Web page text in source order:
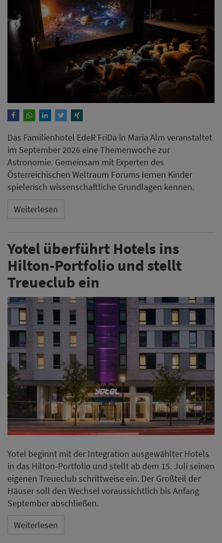
Das Familienhotel EdeR FriDa in Maria Alm veranstaltet
im September 2026 eine Themenwoche zur
Astronomie. Gemeinsam mit Experten des
Österreichischen Weltraum Forums lernen Kinder
spielerisch wissenschaftliche Grundlagen kennen.
Weiterlesen
Yotel überführt Hotels ins
Hilton-Portfolio und stellt
Treueclub ein
Yotel beginnt mit der Integration ausgewählter Hotels
in das Hilton-Portfolio und stellt ab dem 15. Juli seinen
eigenen Treueclub schrittweise ein. Der Großteil der
Häuser soll den Wechsel voraussichtlich bis Anfang
September abschließen.
Weiterlesen